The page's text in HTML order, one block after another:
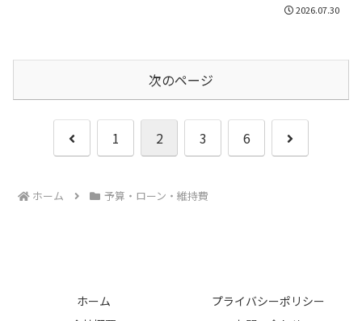
2026.07.30
次のページ
前
1 2 3 6
次
ホーム 予算・ローン・維持費
ホーム
プライバシーポリシー